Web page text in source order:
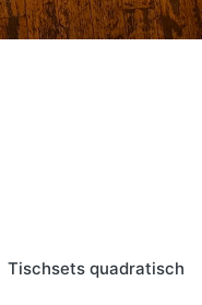
Tischsets quadratisch